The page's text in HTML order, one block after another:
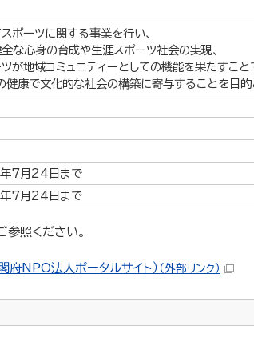
ポーツに関する事業を行い、
な心身の育成や生涯スポーツ社会の実現、
が地域コミュニティーとしての機能を果たすこと
康で文化的な社会の構築に寄与することを目的
7月24日まで
7月24日まで
照ください。
府NPO法人ポータルサイト） （外部リンク）